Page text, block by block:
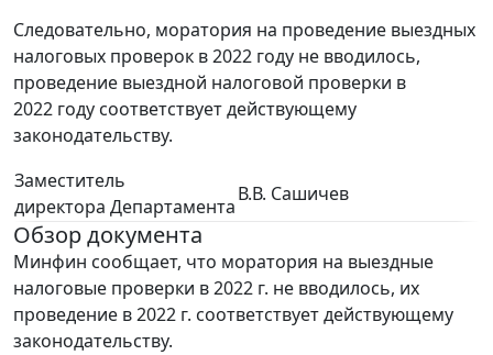
Следовательно, моратория на проведение выездных
налоговых проверок в 2022 году не вводилось,
проведение выездной налоговой проверки в
2022 году соответствует действующему
законодательству.
Заместитель
директора Департамента
В.В. Сашичев
Обзор документа
Минфин сообщает, что моратория на выездные
налоговые проверки в 2022 г. не вводилось, их
проведение в 2022 г. соответствует действующему
законодательству.